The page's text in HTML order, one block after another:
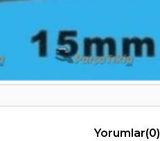
Yorumlar(0)